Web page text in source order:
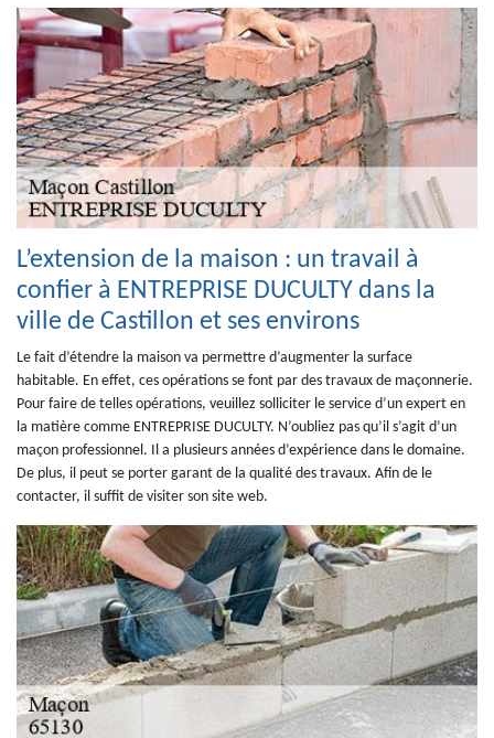
L’extension de la maison : un travail à
confier à ENTREPRISE DUCULTY dans la
ville de Castillon et ses environs
Le fait d’étendre la maison va permettre d’augmenter la surface
habitable. En effet, ces opérations se font par des travaux de maçonnerie.
Pour faire de telles opérations, veuillez solliciter le service d’un expert en
la matière comme ENTREPRISE DUCULTY. N’oubliez pas qu’il s’agit d’un
maçon professionnel. Il a plusieurs années d’expérience dans le domaine.
De plus, il peut se porter garant de la qualité des travaux. Afin de le
contacter, il suffit de visiter son site web.